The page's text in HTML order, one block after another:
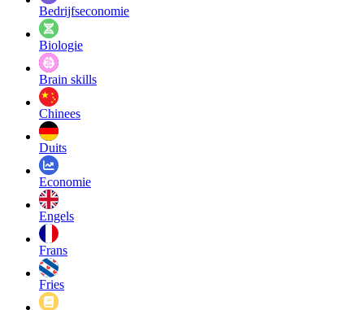
Bedrijfseconomie
Biologie
Brain skills
Chinees
Duits
Economie
Engels
Frans
Fries